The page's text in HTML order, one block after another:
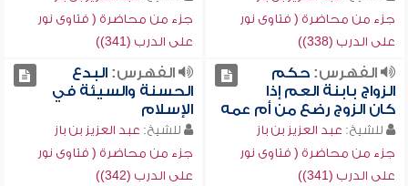
جزء من محاضرة ( فتاوى نور
على الدرب (338))
جزء من محاضرة ( فتاوى نور
على الدرب (341))
الفهرس:حكم
الزواج بابنة العم إذا
كان الزوج رضع من أم عمه
للشيخ: عبد العزيز بن باز
جزء من محاضرة ( فتاوى نور
على الدرب (341))
الفهرس:البدع
الحسنة والسيئة في
الإسلام
للشيخ: عبد العزيز بن باز
جزء من محاضرة ( فتاوى نور
على الدرب (342))